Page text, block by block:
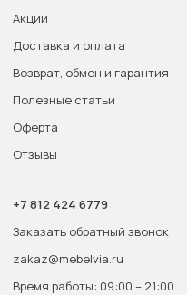
Акции
Доставка и оплата
Возврат, обмен и гарантия
Полезные статьи
Оферта
Отзывы
+7 812 424 6779
Заказать обратный звонок
zakaz@mebelvia.ru
Время работы: 09:00 – 21:00